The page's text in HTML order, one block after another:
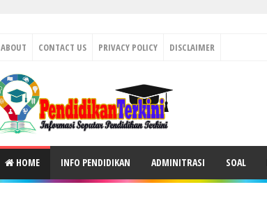
ABOUT CONTACT US PRIVACY POLICY DISCLAIMER
HOME INFO PENDIDIKAN ADMINITRASI SOAL